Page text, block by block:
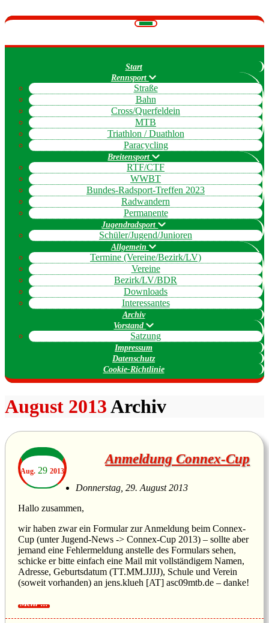
Navigation
Start
Rennsport
Straße
Bahn
Cross/Querfeldein
MTB
Triathlon / Duathlon
Paracycling
Breitensport
RTF/CTF
WWBT
Bundes-Radsport-Treffen 2023
Radwandern
Permanente
Jugendradsport
Schüler/Jugend/Junioren
Allgemein
Termine (Vereine/Bezirk/LV)
Vereine
Bezirk/LV/BDR
Downloads
Interessantes
Archiv
Vorstand
Satzung
Impressum
Datenschutz
Cookie-Richtlinie
August 2013Archiv
Aug. 29 2013
Anmeldung Connex-Cup
Donnerstag, 29. August 2013
Hallo zusammen,
wir haben zwar ein Formular zur Anmeldung beim Connex-
Cup (unter Jugend-News -> Connex-Cup 2013) – sollte aber
jemand eine Fehlermeldung anstelle des Formulars sehen,
schicke er bitte einfach eine Mail mit vollständigem Namen,
Adresse, Geburtsdatum (TT.MM.JJJJ), Schule und Verein
(soweit vorhanden) an jens.klueh [AT] asc09mtb.de – danke!